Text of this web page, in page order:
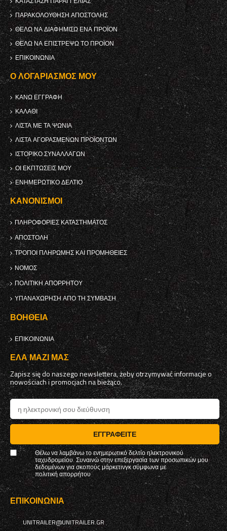
ΠΑΡΑΚΟΛΟΎΘΗΣΗ ΑΠΟΣΤΟΛΉΣ
ΘΈΛΩ ΝΑ ΔΙΑΦΗΜΊΣΩ ΈΝΑ ΠΡΟΪΌΝ
ΘΈΛΩ ΝΑ ΕΠΙΣΤΡΈΨΩ ΤΟ ΠΡΟΪΌΝ
ΕΠΙΚΟΙΝΩΝΊΑ
Ο ΛΟΓΑΡΙΑΣΜΌΣ ΜΟΥ
ΚΑΝΩ ΕΓΓΡΑΦΗ
ΚΑΛΆΘΙ
ΛΊΣΤΑ ΜΕ ΤΑ ΨΏΝΙΑ
ΛΊΣΤΑ ΑΓΟΡΑΣΜΈΝΩΝ ΠΡΟΪΌΝΤΩΝ
ΙΣΤΟΡΙΚΌ ΣΥΝΑΛΛΑΓΏΝ
ΟΙ ΕΚΠΤΏΣΕΙΣ ΜΟΥ
ΕΝΗΜΕΡΩΤΙΚΌ ΔΕΛΤΊΟ
ΚΑΝΟΝΙΣΜΟΊ
ΠΛΗΡΟΦΟΡΊΕΣ ΚΑΤΑΣΤΉΜΑΤΟΣ
ΑΠΟΣΤΟΛΉ
ΤΡΌΠΟΙ ΠΛΗΡΩΜΉΣ ΚΑΙ ΠΡΟΜΉΘΕΙΕΣ
ΝΌΜΟΣ
ΠΟΛΙΤΙΚΉ ΑΠΟΡΡΉΤΟΥ
ΥΠΑΝΑΧΏΡΗΣΗ ΑΠΌ ΤΗ ΣΎΜΒΑΣΗ
ΒΟΉΘΕΙΑ
ΕΠΙΚΟΙΝΩΝΊΑ
ΈΛΑ ΜΑΖΊ ΜΑΣ
Zapisz się do naszego newslettera, żeby otrzymywać informacje o
nowościach i promocjach na bieżąco.
ΕΓΓΡΑΦΕΊΤΕ
Θέλω να λαμβάνω το ενημερωτικό δελτίο ηλεκτρονικού
ταχυδρομείου. Συναινώ στην επεξεργασία των προσωπικών μου
δεδομένων για σκοπούς μάρκετινγκ σύμφωνα με
πολιτική απορρήτου
ΕΠΙΚΟΙΝΩΝΊΑ
UNITRAILER@UNITRAILER.GR